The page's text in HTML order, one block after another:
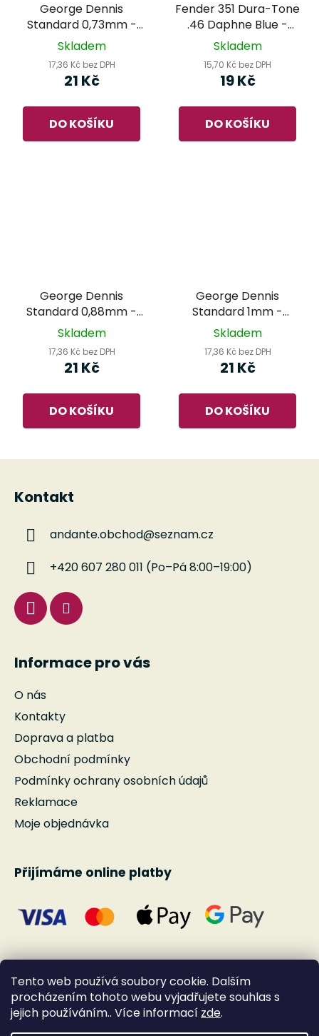
Tento web používá soubory cookie. Dalším
procházením tohoto webu vyjadřujete souhlas s
jejich používáním.. Více informací zde.
George Dennis
Standard 0,73mm -
trsátko
Skladem
17,36 Kč bez DPH
21 Kč
DO KOŠÍKU
Fender 351 Dura-Tone
.46 Daphne Blue -
trsátko
Skladem
15,70 Kč bez DPH
19 Kč
DO KOŠÍKU
George Dennis
Standard 0,88mm -
trsátko
Skladem
17,36 Kč bez DPH
21 Kč
DO KOŠÍKU
George Dennis
Standard 1mm -
trsátko
Skladem
17,36 Kč bez DPH
21 Kč
DO KOŠÍKU
Z
Kontakt
andante.obchod@seznam.cz
+420 607 280 011 (Po–Pá 8:00–19:00)
Informace pro vás
O nás
Kontakty
Doprava a platba
Obchodní podmínky
Podmínky ochrany osobních údajů
Reklamace
Moje objednávka
Přijímáme online platby